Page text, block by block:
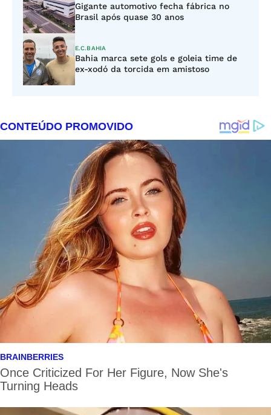
Gigante automotivo fecha fábrica no
Brasil após quase 30 anos
E.C.BAHIA
Bahia marca sete gols e goleia time de
ex-xodó da torcida em amistoso